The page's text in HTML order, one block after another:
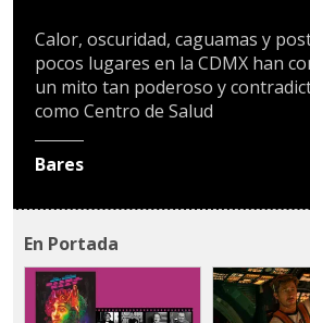
Calor, oscuridad, caguamas y
pocos lugares en la CDMX han
un mito tan poderoso y
como Centro de Salud
Bares
En Portada